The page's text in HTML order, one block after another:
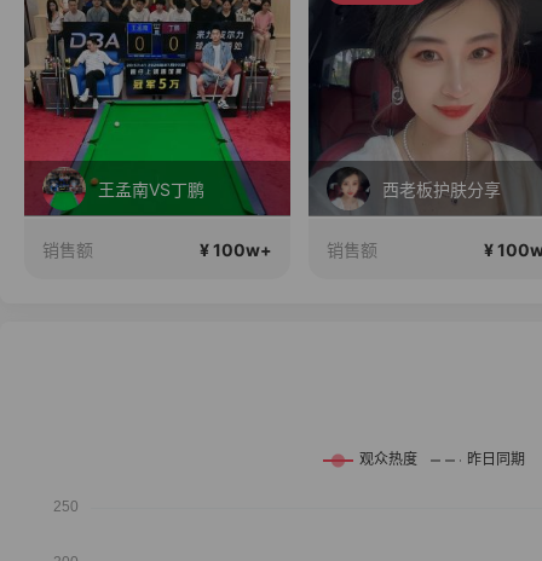
西老板护肤分享
销售额 ¥ 100w+ 销售额 ¥